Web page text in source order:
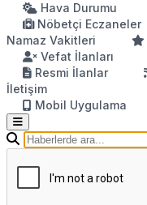
Hava Durumu
Nöbetçi Eczaneler
Namaz Vakitleri
Vefat İlanları
Resmi İlanlar
İletişim
Mobil Uygulama